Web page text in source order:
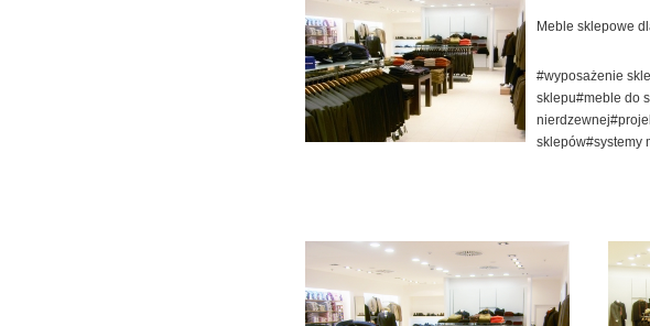
Meble sklepowe
#wyposażenie
sklepu#meble do
sklepów#systemy